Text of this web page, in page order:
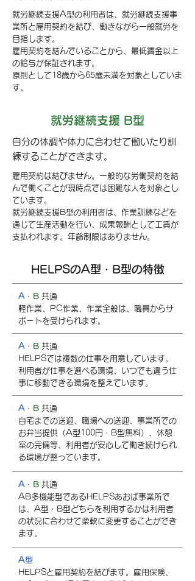
就労継続支援A型の利用者は、就労継続支援事
業所と雇用契約を結び、働きながら一般就労を
目指します。
雇用契約を結んでいることから、最低賃金以上
の給与が保証されます。
原則として18歳から65歳未満を対象としていま
す。
就労継続支援 B型
自分の体調や体力に合わせて働いたり訓
練することができます。
雇用契約は結びません。一般的な労働契約を結
んで働くことが現時点では困難な人を対象とし
ています。
就労継続支援B型の利用者は、作業訓練などを
通じて生産活動を行い、成果報酬として工賃が
支払われます。年齢制限はありません。
HELPSの​A型・B型の特徴
A ・ B 共通
軽作業、PC作業、作業全般は、職員からサ
ポートを受けられます。
A ・ B 共通
HELPSでは複数の仕事を用意しています。
利用者が仕事を選べる環境、いつでも違う仕
事に移動できる環境を整えています。
A ・ B 共通
自宅までの送迎、職場への送迎、事業所での
お弁当提供（A型100円・B型無料）、休憩
室の完備等、利用者が安心して働き続けられ
る環境が整っています。
A ・ B 共通
AB多機能型であるHELPSあおば事業所で
は、A型・B型どちらを利用するかは利用者
の状況に合わせて柔軟に変更することができ
ます。
A型
HELPSと雇用契約を結びます。雇用保険、